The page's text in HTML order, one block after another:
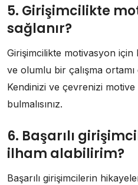
5. Girişimcilikte
sağlanır?
Girişimcilikte motivasyon
ve olumlu bir çalışma
Kendinizi ve çevrenizi
bulmalısınız.
6. Başarılı
ilham alabilirim?
Başarılı girişimcilerin